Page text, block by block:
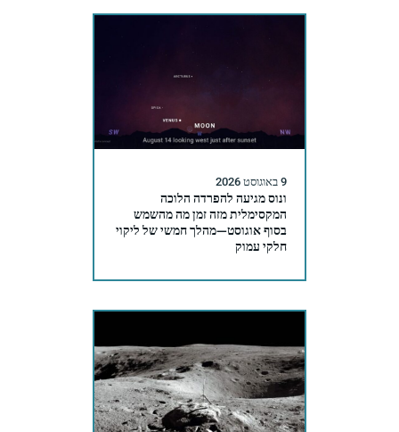
9 באוגוסט 2026
ונוס מגיעה להפרדה הלוכה
המקסימלית מזה זמן מה מהשמש
בסוף אוגוסט—מהלך חמשי של ליקוי
חלקי עמוק